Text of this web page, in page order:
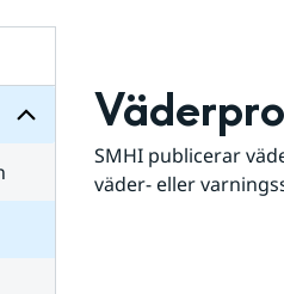
för
SMHI publicerar
väder- eller